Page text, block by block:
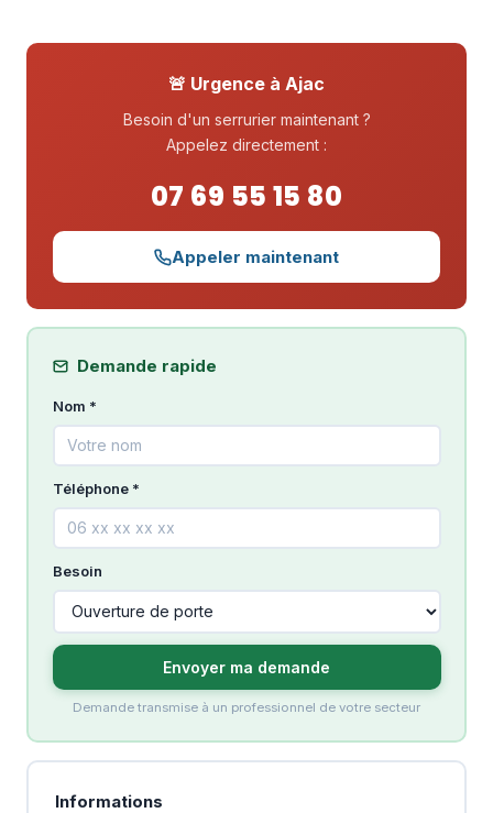
🚨 Urgence à Ajac
Besoin d'un serrurier maintenant ?
Appelez directement :
07 69 55 15 80
Appeler maintenant
Demande rapide
Nom *
Téléphone *
Besoin
Envoyer ma demande
Demande transmise à un professionnel de votre secteur
Informations